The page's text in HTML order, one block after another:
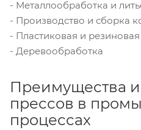
- Металлообработка и
- Производство и сборка
- Пластиковая и
- Деревообработка
Преимущества
прессов в
процессах